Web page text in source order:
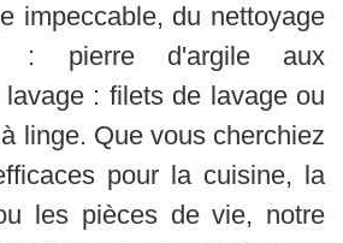
impeccable, du nettoyage
: pierre d'argile aux
: filets de lavage ou
linge. Que vous cherchiez
pour la cuisine, la
les pièces de vie, notre